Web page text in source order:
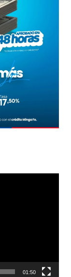
01:50